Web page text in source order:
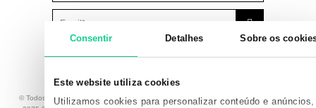
Consentir Detalhes Sobre os
Este website utiliza cookies
Utilizamos cookies para personalizar conteúdo e anúncios,
© Todos os Direitos Reservados. Brindibérica, Lda., com sede na Av. Principal 8 – 1A,